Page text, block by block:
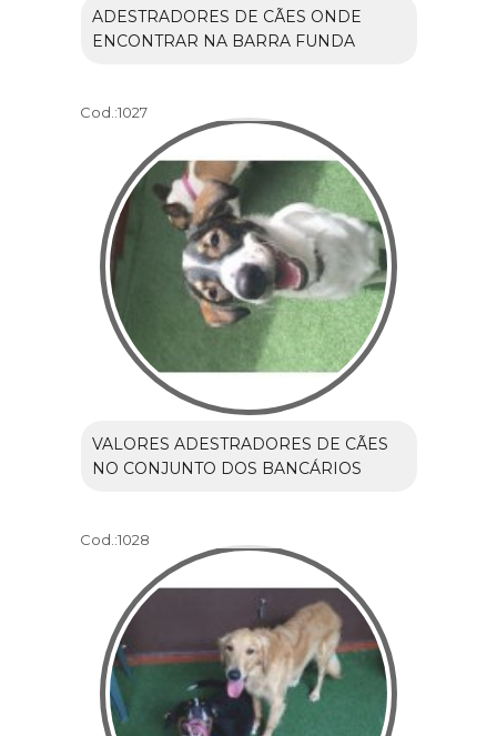
ADESTRADORES DE CÃES ONDE
ENCONTRAR NA BARRA FUNDA
Cod.:1027
VALORES ADESTRADORES DE CÃES
NO CONJUNTO DOS BANCÁRIOS
Cod.:1028